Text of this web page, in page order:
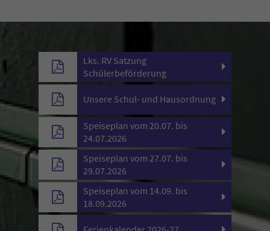
Lks. RV Satzung
Schülerbeförderung
Unsere Schul- und Hausordnung
Speiseplan vom 20.07. bis
24.07.2026
Speiseplan vom 27.07. bis
29.07.2026
Speiseplan vom 14.09. bis
18.09.2026